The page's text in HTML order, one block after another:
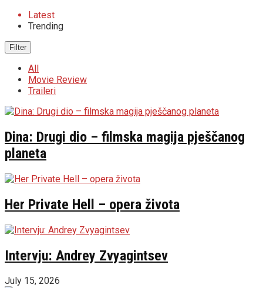
Latest
Trending
Filter
All
Movie Review
Traileri
Dina: Drugi dio – filmska magija pješčanog
planeta
Her Private Hell – opera života
Intervju: Andrey Zvyagintsev
July 15, 2026